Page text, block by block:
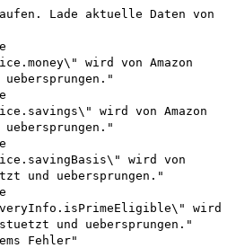
Lade aktuelle Daten von
wird von Amazon
wird von Amazon
wird von
und uebersprungen."
wird
und uebersprungen."
Fehler"